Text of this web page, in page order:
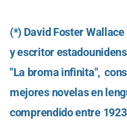
(*) David Foster
y escritor
"La broma infinita",
mejores novelas en
comprendido entre